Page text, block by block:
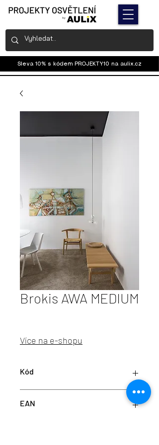
Sleva 10% s kódem PROJEKTY10 na aulix.cz
Brokis AWA MEDIUM
Více na e-shopu
Kód
EAN